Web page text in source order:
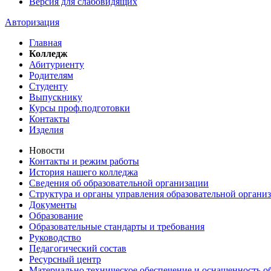
Авторизация
Главная
Колледж
Абитуриенту
Родителям
Студенту
Выпускнику
Курсы проф.подготовки
Контакты
Изделия
Новости
Контакты и режим работы
История нашего колледжа
Сведения об образовательной организации
Структура и органы управления образовательной
Документы
Образование
Образовательные стандарты и требования
Руководство
Педагогический состав
Ресурсный центр